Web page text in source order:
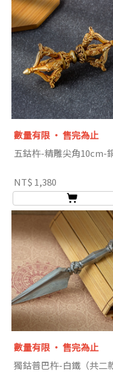
數量有限 ‧ 售完為止
五鈷杵-精雕尖角10cm-
NT$ 1,380
數量有限 ‧ 售完為止
獨鈷普巴杵-白鐵（共二